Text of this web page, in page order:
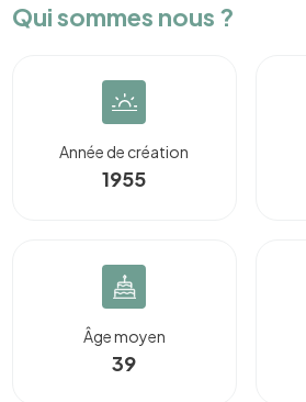
Qui sommes nous ?
Année de création
1955
Âge moyen
39